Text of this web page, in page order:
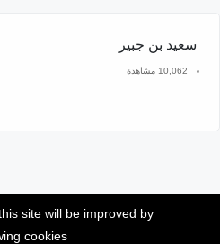
سعيد بن جبير
10,062 مشاهدة
site will be improved by
cookies.